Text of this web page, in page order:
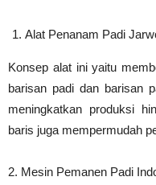
Alat Penanam Padi
Konsep alat ini yaitu
barisan padi dan barisan
meningkatkan produksi
baris juga mempermudah
2. Mesin Pemanen Padi